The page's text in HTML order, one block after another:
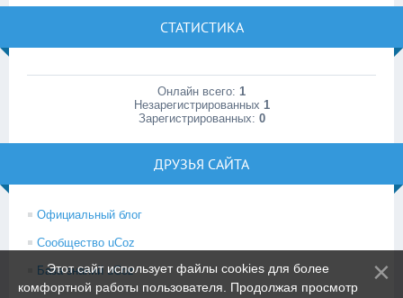
СТАТИСТИКА
Онлайн всего: 1
Незарегистрированных 1
Зарегистрированных: 0
ДРУЗЬЯ САЙТА
Официальный блог
Сообщество uCoz
База знаний uCoz
Этот сайт использует файлы cookies для более
комфортной работы пользователя. Продолжая просмотр